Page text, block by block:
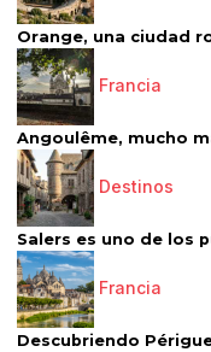
Orange, una ciudad
Francia
Angoulême, mucho
Destinos
Salers es uno de los
Francia
Descubriendo